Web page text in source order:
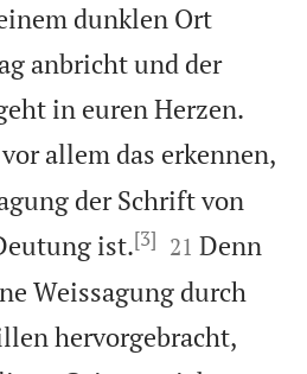
dunklen Ort
anbricht und der
in euren Herzen.
allem das erkennen,
der Schrift von
ist.[3] 

21 Denn
Weissagung durch
hervorgebracht,